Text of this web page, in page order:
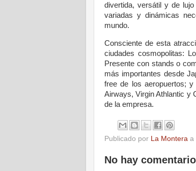
divertida, versátil y de
variadas y dinámicas
mundo.
Consciente de esta
ciudades cosmopolitas:
Presente con stands o
más importantes desde
free de los aeropuertos;
Airways, Virgin Athlantic y
de la empresa.
Publicado por La Montera a
No hay